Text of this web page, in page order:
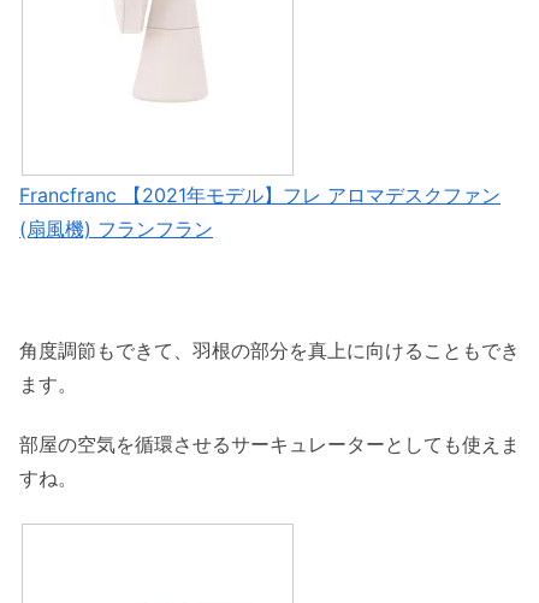
Francfranc 【2021年モデル】フレ アロマデスクファン
(扇風機) フランフラン
角度調節もできて、羽根の部分を真上に向けることもでき
ます。
部屋の空気を循環させるサーキュレーターとしても使えま
すね。